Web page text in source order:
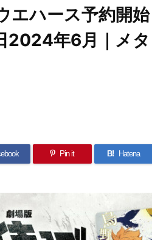
エハース予約開
2024年6月｜メ
Pin it B! Hatena